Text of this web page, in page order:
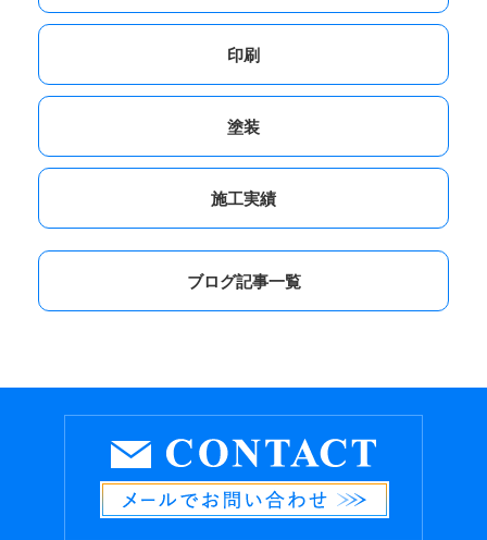
印刷
塗装
施工実績
ブログ記事一覧